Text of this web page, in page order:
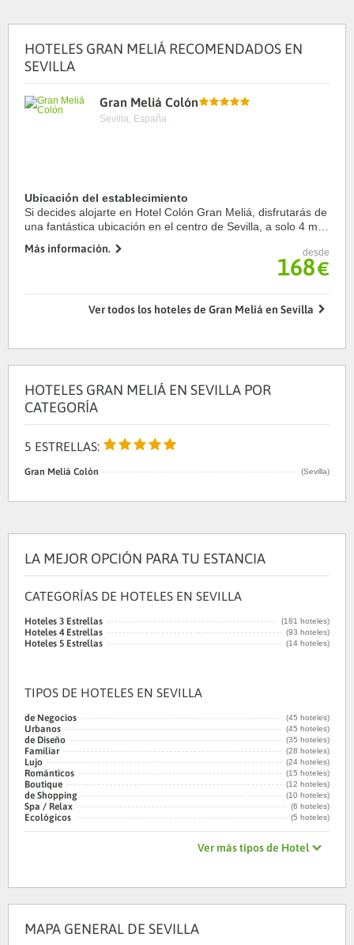
HOTELES GRAN MELIÁ RECOMENDADOS EN
SEVILLA
Gran Meliá Colón
Sevilla, España.
Ubicación del establecimiento
Si decides alojarte en Hotel Colón Gran Meliá, disfrutarás de
una fantástica ubicación en el centro de Sevilla, a solo 4 min
Catedral de Sevilla. ...
Más información. desde
168€
Ver todos los hoteles de Gran Meliá en Sevilla
HOTELES GRAN MELIÁ EN SEVILLA POR
CATEGORÍA
5 ESTRELLAS:
Gran Meliá Colón (Sevilla)
LA MEJOR OPCIÓN PARA TU ESTANCIA
CATEGORÍAS DE HOTELES EN SEVILLA
Hoteles 3 Estrellas (181 hoteles)
Hoteles 4 Estrellas (93 hoteles)
Hoteles 5 Estrellas (14 hoteles)
TIPOS DE HOTELES EN SEVILLA
de Negocios (45 hoteles)
Urbanos (45 hoteles)
de Diseño (35 hoteles)
Familiar (28 hoteles)
Lujo (24 hoteles)
Románticos (15 hoteles)
Boutique (12 hoteles)
de Shopping (10 hoteles)
Spa / Relax (6 hoteles)
Ecológicos (5 hoteles)
Ver más tipos de Hotel
MAPA GENERAL DE SEVILLA